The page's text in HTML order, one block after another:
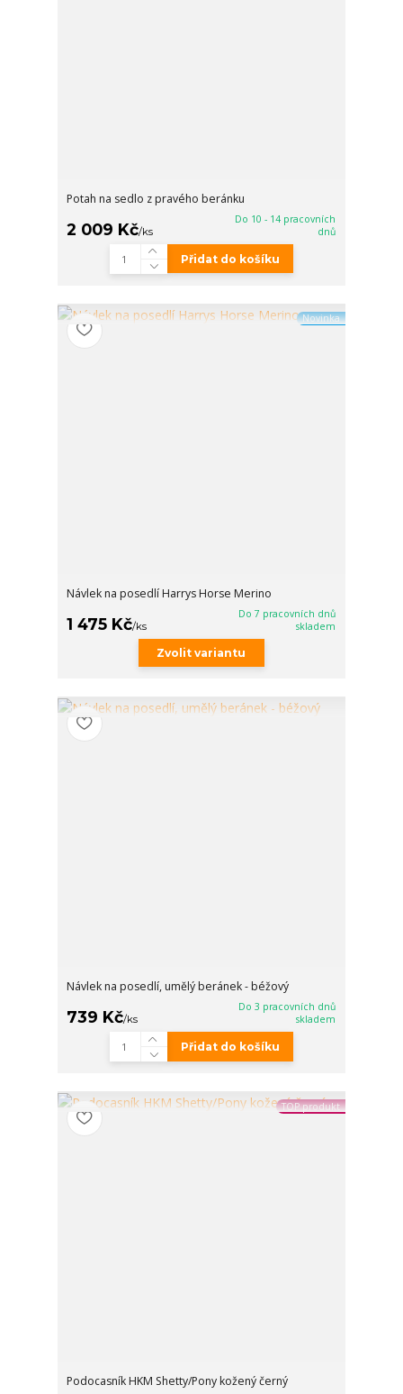
Potah na sedlo z pravého beránku
2 009 Kč/ks
Do 10 - 14 pracovních
dnů
Přidat do košíku
Novinka
Návlek na posedlí Harrys Horse Merino
1 475 Kč/ks
Do 7 pracovních dnů
skladem
Zvolit variantu
Návlek na posedlí, umělý beránek - béžový
739 Kč/ks
Do 3 pracovních dnů
skladem
Přidat do košíku
TOP produkt
Podocasník HKM Shetty/Pony kožený černý